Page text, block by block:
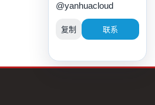
@yanhuacloud
复制 联系